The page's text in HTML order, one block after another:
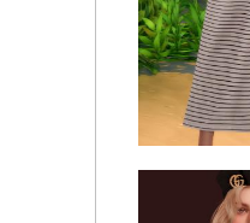
РОЗА СТЕЛЛА